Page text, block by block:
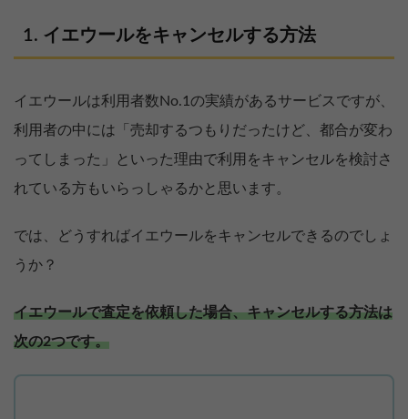
イエウールをキャンセルする方法
イエウールは利用者数No.1の実績があるサービスですが、
利用者の中には「売却するつもりだったけど、都合が変わ
ってしまった」といった理由で利用をキャンセルを検討さ
れている方もいらっしゃるかと思います。
では、どうすればイエウールをキャンセルできるのでしょ
うか？
イエウールで査定を依頼した場合、キャンセルする方法は
次の2つです。